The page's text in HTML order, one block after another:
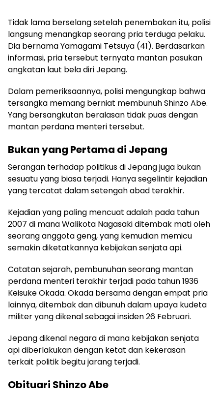
Tidak lama berselang setelah penembakan itu, polisi
langsung menangkap seorang pria terduga pelaku.
Dia bernama Yamagami Tetsuya (41). Berdasarkan
informasi, pria tersebut ternyata mantan pasukan
angkatan laut bela diri Jepang.
Dalam pemeriksaannya, polisi mengungkap bahwa
tersangka memang berniat membunuh Shinzo Abe.
Yang bersangkutan beralasan tidak puas dengan
mantan perdana menteri tersebut.
Bukan yang Pertama di Jepang
Serangan terhadap politikus di Jepang juga bukan
sesuatu yang biasa terjadi. Hanya segelintir kejadian
yang tercatat dalam setengah abad terakhir.
Kejadian yang paling mencuat adalah pada tahun
2007 di mana Walikota Nagasaki ditembak mati oleh
seorang anggota geng, yang kemudian memicu
semakin diketatkannya kebijakan senjata api.
Catatan sejarah, pembunuhan seorang mantan
perdana menteri terakhir terjadi pada tahun 1936
Keisuke Okada. Okada bersama dengan empat pria
lainnya, ditembak dan dibunuh dalam upaya kudeta
militer yang dikenal sebagai insiden 26 Februari.
Jepang dikenal negara di mana kebijakan senjata
api diberlakukan dengan ketat dan kekerasan
terkait politik begitu jarang terjadi.
Obituari Shinzo Abe